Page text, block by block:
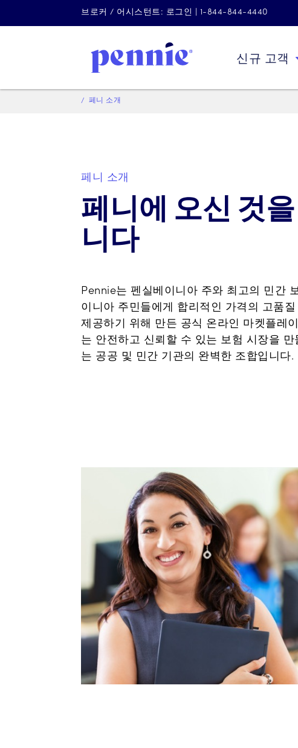
브로커 / 어시스턴트: 로그인 | 1-844-844-4440
신규 고객
페니 소개
페니 소개
페니에 오신 것
니다
Pennie는 펜실베이니아 주와 최고의 민간
이니아 주민들에게 합리적인 가격의 고품
제공하기 위해 만든 공식 온라인 마켓플레
는 안전하고 신뢰할 수 있는 보험 시장을
는 공공 및 민간 기관의 완벽한 조합입니다.